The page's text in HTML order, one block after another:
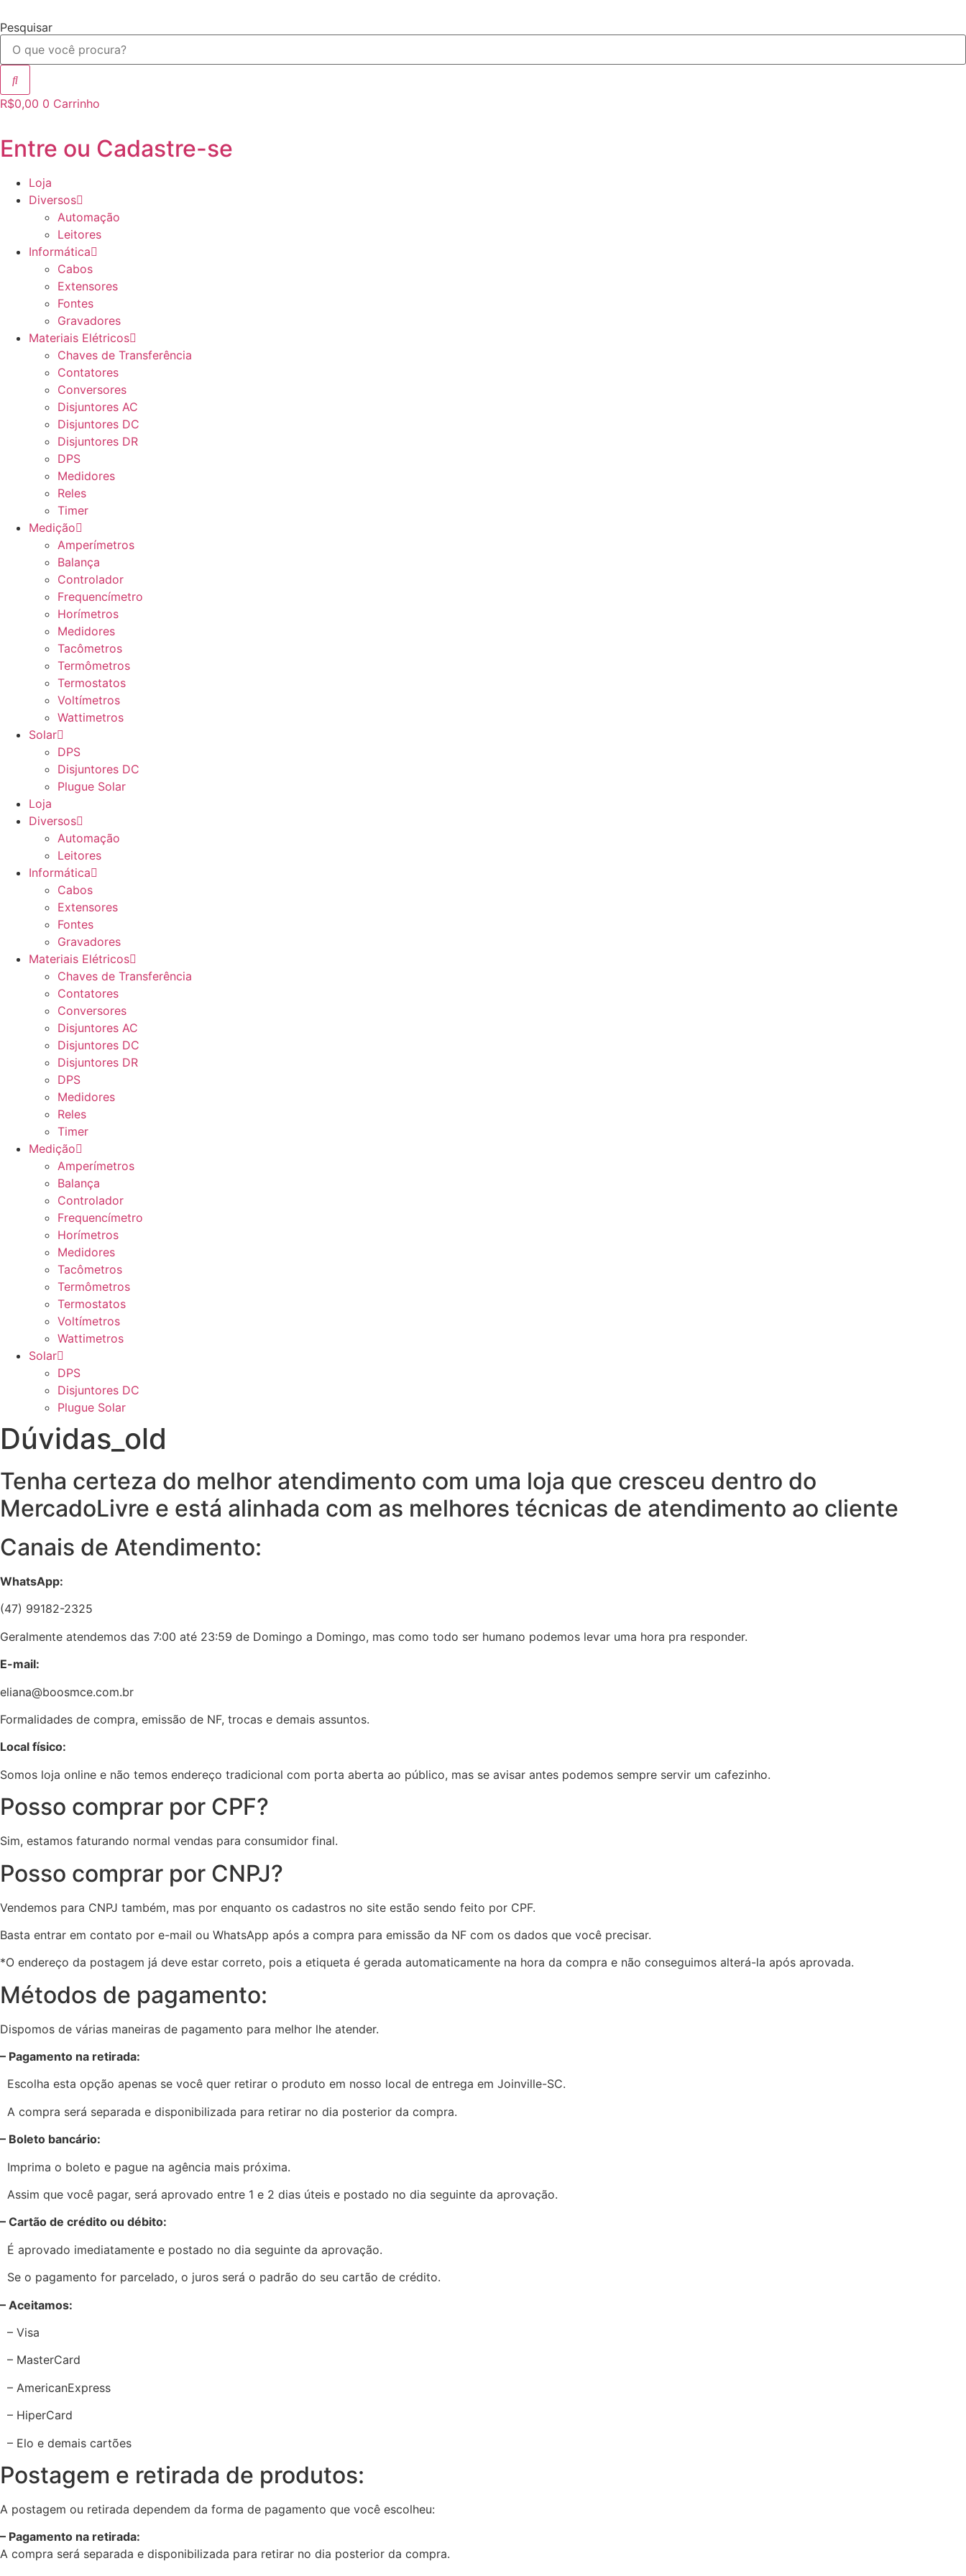
para
conteúdo
Pesquisar
R$0,00 0 Carrinho
Entre ou Cadastre-se
Loja
Diversos
Automação
Leitores
Informática
Cabos
Extensores
Fontes
Gravadores
Materiais Elétricos
Chaves de Transferência
Contatores
Conversores
Disjuntores AC
Disjuntores DC
Disjuntores DR
DPS
Medidores
Reles
Timer
Medição
Amperímetros
Balança
Controlador
Frequencímetro
Horímetros
Medidores
Tacômetros
Termômetros
Termostatos
Voltímetros
Wattimetros
Solar
DPS
Disjuntores DC
Plugue Solar
Loja
Diversos
Automação
Leitores
Informática
Cabos
Extensores
Fontes
Gravadores
Materiais Elétricos
Chaves de Transferência
Contatores
Conversores
Disjuntores AC
Disjuntores DC
Disjuntores DR
DPS
Medidores
Reles
Timer
Medição
Amperímetros
Balança
Controlador
Frequencímetro
Horímetros
Medidores
Tacômetros
Termômetros
Termostatos
Voltímetros
Wattimetros
Solar
DPS
Disjuntores DC
Plugue Solar
Dúvidas_old
Tenha certeza do melhor atendimento com uma loja que cresceu dentro do
MercadoLivre e está alinhada com as melhores técnicas de atendimento ao cliente
Canais de Atendimento:
WhatsApp:
(47) 99182-2325
Geralmente atendemos das 7:00 até 23:59 de Domingo a Domingo, mas como todo ser humano podemos levar uma hora pra responder.
E-mail:
eliana@boosmce.com.br
Formalidades de compra, emissão de NF, trocas e demais assuntos.
Local físico:
Somos loja online e não temos endereço tradicional com porta aberta ao público, mas se avisar antes podemos sempre servir um cafezinho.
Posso comprar por CPF?
Sim, estamos faturando normal vendas para consumidor final.
Posso comprar por CNPJ?
Vendemos para CNPJ também, mas por enquanto os cadastros no site estão sendo feito por CPF.
Basta entrar em contato por e-mail ou WhatsApp após a compra para emissão da NF com os dados que você precisar.
*O endereço da postagem já deve estar correto, pois a etiqueta é gerada automaticamente na hora da compra e não conseguimos alterá-la após aprovada.
Métodos de pagamento:
Dispomos de várias maneiras de pagamento para melhor lhe atender.
– Pagamento na retirada:
Escolha esta opção apenas se você quer retirar o produto em nosso local de entrega em Joinville-SC.
A compra será separada e disponibilizada para retirar no dia posterior da compra.
– Boleto bancário:
Imprima o boleto e pague na agência mais próxima.
Assim que você pagar, será aprovado entre 1 e 2 dias úteis e postado no dia seguinte da aprovação.
– Cartão de crédito ou débito:
É aprovado imediatamente e postado no dia seguinte da aprovação.
Se o pagamento for parcelado, o juros será o padrão do seu cartão de crédito.
– Aceitamos:
– Visa
– MasterCard
– AmericanExpress
– HiperCard
– Elo e demais cartões
Postagem e retirada de produtos:
A postagem ou retirada dependem da forma de pagamento que você escolheu:
– Pagamento na retirada:
A compra será separada e disponibilizada para retirar no dia posterior da compra.